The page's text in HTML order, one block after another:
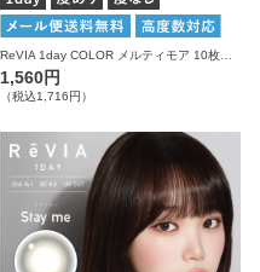
1,560円
（税込1,716円）